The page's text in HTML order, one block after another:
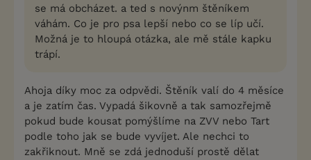
se má obcházet. a ted s novýnm štěníkem
váhám. Co je pro psa lepší nebo co se líp učí.
Možná je to hloupá otázka, ale mě stále kapku
trápí.
Ahoja díky moc za odpvědi. Štěník valí do 4 měsíce
a je zatím čas. Vypadá šikovně a tak samozřejmě
pokud bude kousat pomýšlíme na ZVV nebo Tart
podle toho jak se bude vyvíjet. Ale nechci to
zakřiknout. Mně se zdá jednoduší prostě dělat